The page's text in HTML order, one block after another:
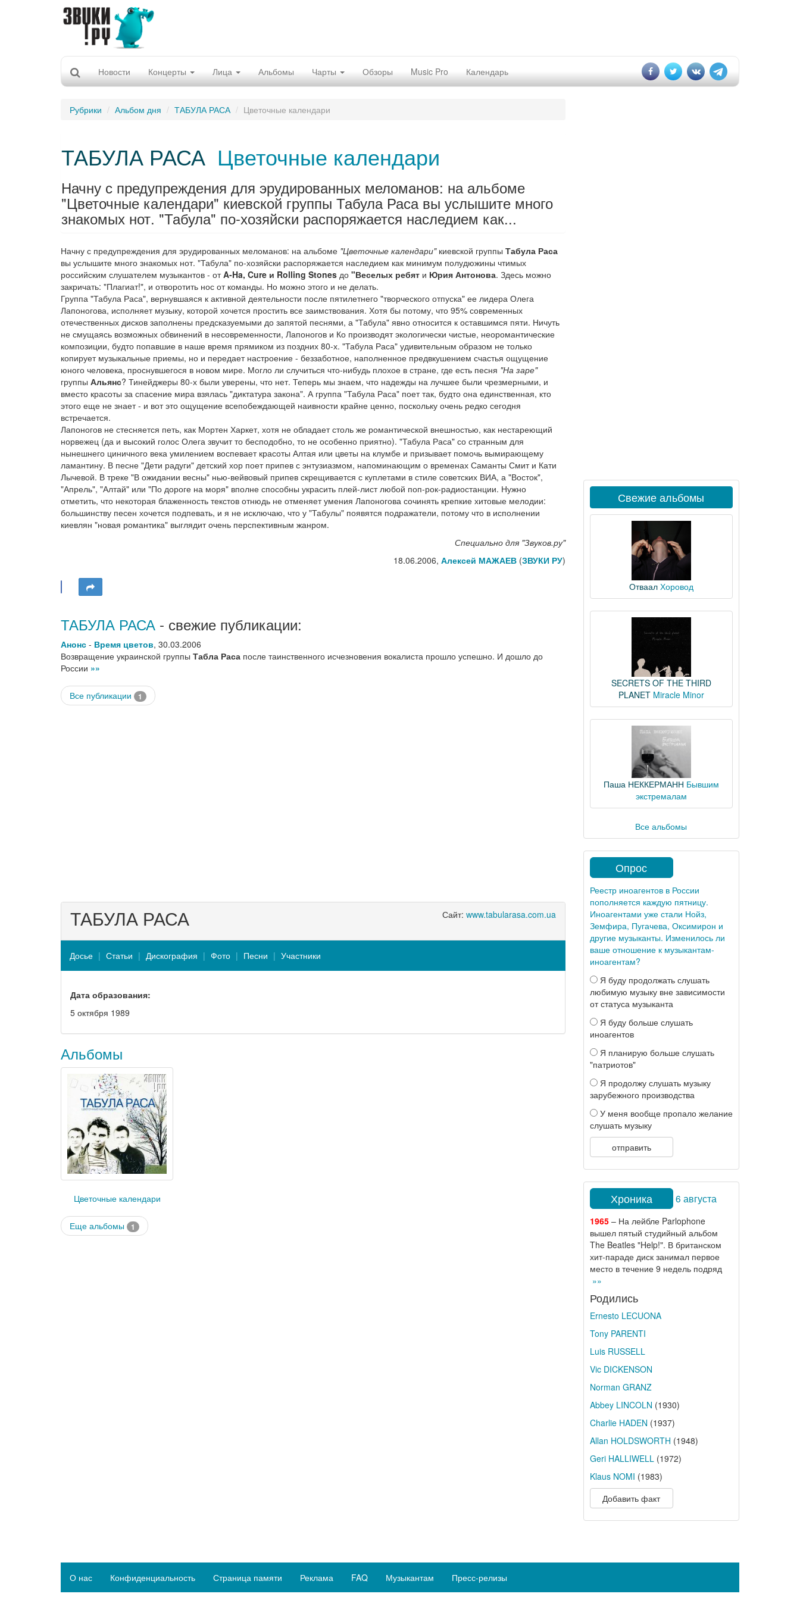
Новости Концерты Лица Альбомы Чарты Обзоры Music Pro Календарь
Рубрики Альбом дня ТАБУЛА РАСА Цветочные календари
ТАБУЛА РАСА Цветочные календари
Начну с предупреждения для эрудированных меломанов: на альбоме
"Цветочные календари" киевской группы Табула Раса вы услышите много
знакомых нот. "Табула" по-хозяйски распоряжается наследием как...
Начну с предупреждения для эрудированных меломанов: на альбоме "Цветочные календари"киевской группы Табула Раса
вы услышите много знакомых нот. "Табула" по-хозяйски распоряжается наследием как минимум полудюжины чтимых
российским слушателем музыкантов - отA-Ha, Cure и Rolling Stones до "Веселых ребят и Юрия Антонова. Здесь можно
закричать: "Плагиат!", и отворотить нос от команды. Но можно этого и не делать.
Группа "Табула Раса", вернувшаяся к активной деятельности после пятилетнего "творческого отпуска" ее лидера Олега
Лапоногова, исполняет музыку, которой хочется простить все заимствования. Хотя бы потому, что 95% современных
отечественных дисков заполнены предсказуемыми до запятой песнями, а "Табула" явно относится к оставшимся пяти. Ничуть
не смущаясь возможных обвинений в несовременности, Лапоногов и Ко производят экологически чистые, неоромантические
композиции, будто попавшие в наше время прямиком из поздних 80-х. "Табула Раса" удивительным образом не только
копирует музыкальные приемы, но и передает настроение - беззаботное, наполненное предвкушением счастья ощущение
юного человека, проснувшегося в новом мире. Могло ли случиться что-нибудь плохое в стране, где есть песня "На заре"
группы Альянс? Тинейджеры 80-х были уверены, что нет. Теперь мы знаем, что надежды на лучшее были чрезмерными, и
вместо красоты за спасение мира взялась "диктатура закона". А группа "Табула Раса" поет так, будто она единственная, кто
этого еще не знает - и вот это ощущение всепобеждающей наивности крайне ценно, поскольку очень редко сегодня
встречается.
Лапоногов не стесняется петь, как Мортен Харкет, хотя не обладает столь же романтической внешностью, как нестареющий
норвежец (да и высокий голос Олега звучит то бесподобно, то не особенно приятно). "Табула Раса" со странным для
нынешнего циничного века умилением воспевает красоты Алтая или цветы на клумбе и призывает помочь вымирающему
ламантину. В песне "Дети радуги" детский хор поет припев с энтузиазмом, напоминающим о временах Саманты Смит и Кати
Лычевой. В треке "В ожидании весны" нью-вейвовый припев скрещивается с куплетами в стиле советских ВИА, а "Восток",
"Апрель", "Алтай" или "По дороге на моря" вполне способны украсить плей-лист любой поп-рок-радиостанции. Нужно
отметить, что некоторая блаженность текстов отнюдь не отменяет умения Лапоногова сочинять крепкие хитовые мелодии:
большинству песен хочется подпевать, и я не исключаю, что у "Табулы" появятся подражатели, потому что в исполнении
киевлян "новая романтика" выглядит очень перспективным жанром.
Специально для "Звуков.ру"
18.06.2006, Алексей МАЖАЕВ(ЗВУКИ РУ)
ТАБУЛА РАСА - свежие публикации:
Анонс - Время цветов, 30.03.2006
Возвращение украинской группы Табла Раса после таинственного исчезновения вокалиста прошло успешно. И дошло до
России »»
Все публикации 1
Сайт: www.tabularasa.com.ua
ТАБУЛА РАСА
Досье Статьи Дискография Фото Песни Участники
Дата образования:
5 октября 1989
Альбомы
Цветочные календари
Еще альбомы 1
Свежие альбомы
Отваал Хоровод
SECRETS OF THE THIRD
PLANET Miracle Minor
Паша НЕККЕРМАНН Бывшим
экстремалам
Все альбомы
Опрос
Реестр иноагентов в России
пополняется каждую пятницу.
Иноагентами уже стали Нойз,
Земфира, Пугачева, Оксимирон и
другие музыканты. Изменилось ли
ваше отношение к музыкантам-
иноагентам?
Я буду продолжать слушать
любимую музыку вне зависимости
от статуса музыканта
Я буду больше слушать
иноагентов
Я планирую больше слушать
"патриотов"
Я продолжу слушать музыку
зарубежного производства
У меня вообще пропало желание
слушать музыку
отправить
Хроника 6 августа
1965– На лейбле Parlophone
вышел пятый студийный альбом
The Beatles "Help!". В британском
хит-параде диск занимал первое
место в течение 9 недель подряд
»»
Родились
Ernesto LECUONA
Tony PARENTI
Luis RUSSELL
Vic DICKENSON
Norman GRANZ
Abbey LINCOLN (1930)
Charlie HADEN (1937)
Allan HOLDSWORTH (1948)
Geri HALLIWELL(1972)
Klaus NOMI (1983)
Добавить факт
О нас Конфиденциальность Страница памяти Реклама FAQ Музыкантам Пресс-релизы